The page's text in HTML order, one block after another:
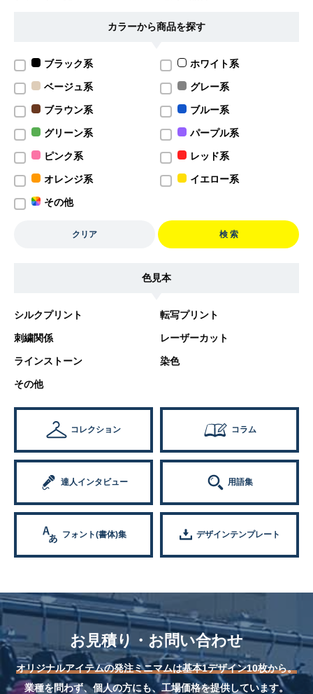
カラーから商品を探す
ブラック系 ホワイト系
ベージュ系 グレー系
ブラウン系 ブルー系
グリーン系 パープル系
ピンク系 レッド系
オレンジ系 イエロー系
その他
クリア 検 索
色見本
シルクプリント 転写プリント
刺繍関係 レーザーカット
ラインストーン 染色
その他
コレクション コラム
達人インタビュー 用語集
フォント(書体)集 デザインテンプレート
お見積り・お問い合わせ
オリジナルアイテムの発注ミニマムは基本1デザイン10枚から。
業種を問わず、個人の方にも、工場価格を提供しています。